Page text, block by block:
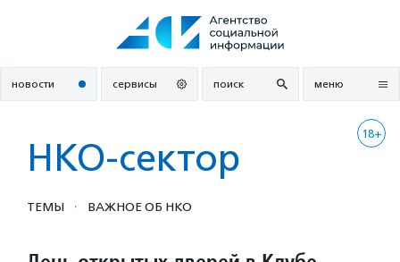
новости сервисы поиск меню
18+
НКО-сектор
ТЕМЫ · ВАЖНОЕ ОБ НКО